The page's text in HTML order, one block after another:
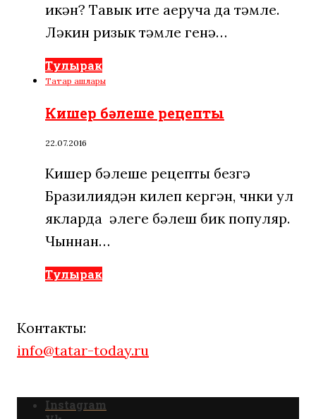
икән? Тавык ите аеруча да тәмле.
Ләкин ризык тәмле генә…
Тулырак
Татар ашлары
Кишер бәлеше рецепты
22.07.2016
Кишер бәлеше рецепты безгә
Бразилиядән килеп кергән, чөнки ул
якларда әлеге бәлеш бик популяр.
Чыннан…
Тулырак
Контакты:
info@tatar-today.ru
Instagram